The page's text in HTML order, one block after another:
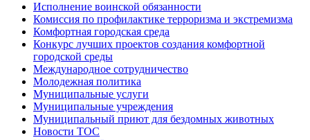
Исполнение воинской обязанности
Комиссия по профилактике терроризма и экстремизма
Комфортная городская среда
Конкурс лучших проектов создания комфортной
городской среды
Международное сотрудничество
Молодежная политика
Муниципальные услуги
Муниципальные учреждения
Муниципальный приют для бездомных животных
Новости ТОС